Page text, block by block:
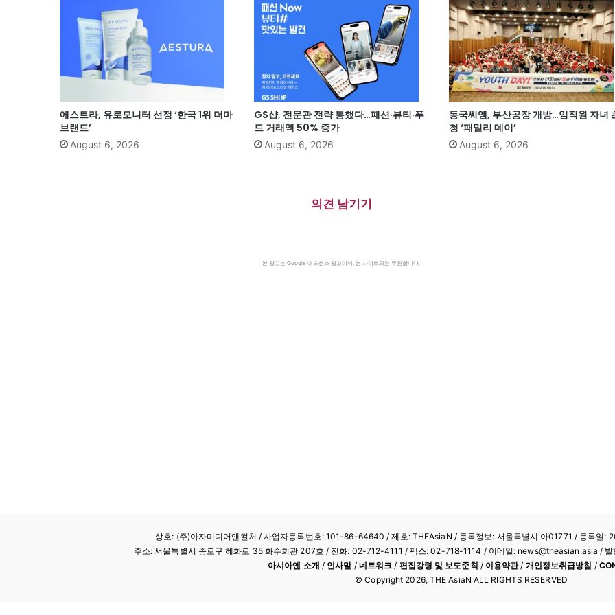
에스트라, 유로모니터 선정 ‘한국 1위 더마
브랜드’
August 6, 2026
GS샵, 전문관 전략 통했다…패션·뷰티·푸
드 거래액 50% 증가
August 6, 2026
동국씨엠, 부산공장 개방…임직원 자녀
청 ‘패밀리 데이’
August 6, 2026
의견 남기기
본 광고는 Google 애드센스 광고이며, 본 사이트와는 무관합니다.
상호: (주)아자미디어앤컬처 /사업자등록번호: 101-86-64640 / 제호: THEAsiaN / 등록정보: 서울특별시 아01771 / 등록일:
주소: 서울특별시 종로구 혜화로 35 화수회관 207호 / 전화: 02-712-4111 / 팩스: 02-718-1114 / 이메일: news@theasian.asia / 발
아시아엔 소개 / 인사말/ 네트워크 / 편집강령 및 보도준칙 / 이용약관/ 개인정보취급방침 /
© Copyright 2026, THE AsiaN ALL RIGHTS RESERVED